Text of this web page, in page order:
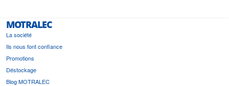
MOTRALEC
La société
Ils nous font confiance
Promotions
Déstockage
Blog MOTRALEC